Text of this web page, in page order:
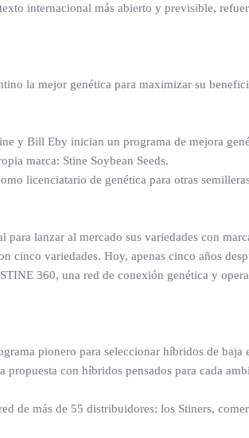
internacional más abierto y previsible,
la mejor genética para maximizar su
y Bill Eby inician un programa de mejora
marca: Stine Soybean Seeds.
licenciatario de genética para otras
lanzar al mercado sus variedades con
cinco variedades. Hoy, apenas cinco años
360, una red de conexión genética y
pionero para seleccionar híbridos de baja
con híbridos pensados para cada
de más de 55 distribuidores: los Stiners,